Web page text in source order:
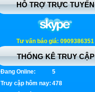
HỖ TRỢ TRỰC TUYẾN
Tư vấn báo giá: 0909386351
THỐNG KÊ TRUY CẬP
Đang Online:
5
Truy cập hôm nay: 478